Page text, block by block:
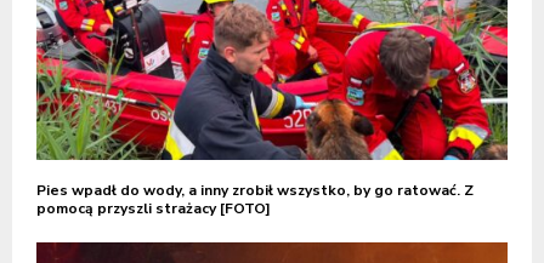
Pies wpadł do wody, a inny zrobił wszystko, by go ratować. Z
pomocą przyszli strażacy [FOTO]